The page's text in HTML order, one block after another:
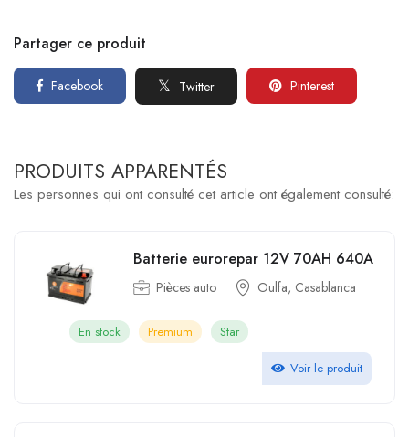
Partager ce produit
Facebook Twitter Pinterest
PRODUITS APPARENTÉS
Les personnes qui ont consulté cet article ont également consulté:
Batterie eurorepar 12V 70AH 640A
Pièces auto Oulfa, Casablanca
En stock Premium Star
Voir le produit